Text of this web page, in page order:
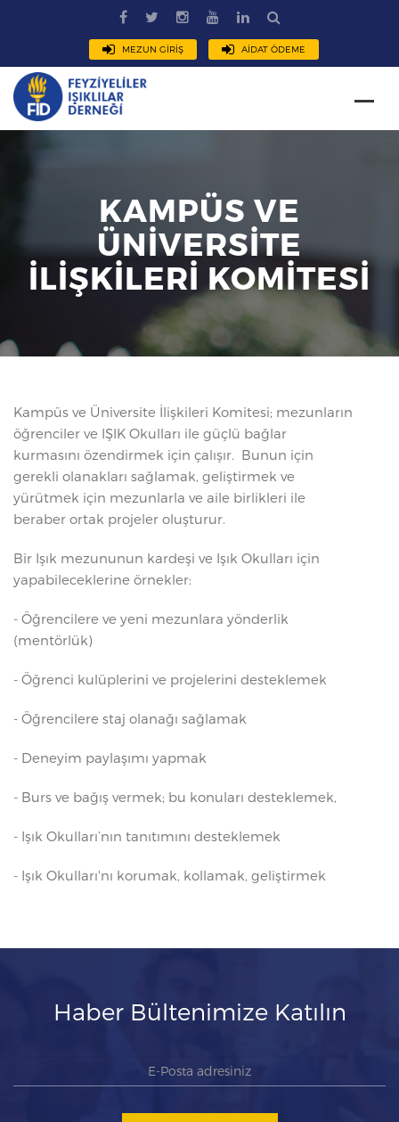
MEZUN GİRİŞ AİDAT ÖDEME
KAMPÜS VE
ÜNİVERSİTE
İLİŞKİLERİ KOMİTESİ
Kampüs ve Üniversite İlişkileri Komitesi; mezunların
öğrenciler ve IŞIK Okulları ile güçlü bağlar
kurmasını özendirmek için çalışır. Bunun için
gerekli olanakları sağlamak, geliştirmek ve
yürütmek için mezunlarla ve aile birlikleri ile
beraber ortak projeler oluşturur.
Bir Işık mezununun kardeşi ve Işık Okulları için
yapabileceklerine örnekler:
- Öğrencilere ve yeni mezunlara yönderlik
(mentörlük)
- Öğrenci kulüplerini ve projelerini desteklemek
- Öğrencilere staj olanağı sağlamak
- Deneyim paylaşımı yapmak
- Burs ve bağış vermek; bu konuları desteklemek,
- Işık Okulları’nın tanıtımını desteklemek
- Işık Okulları'nı korumak, kollamak, geliştirmek
Haber Bültenimize Katılın